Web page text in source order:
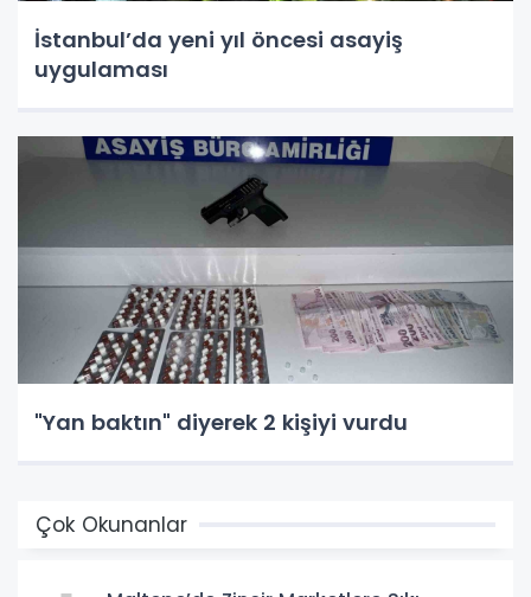
İstanbul’da yeni yıl öncesi asayiş
uygulaması
"Yan baktın" diyerek 2 kişiyi vurdu
Çok Okunanlar